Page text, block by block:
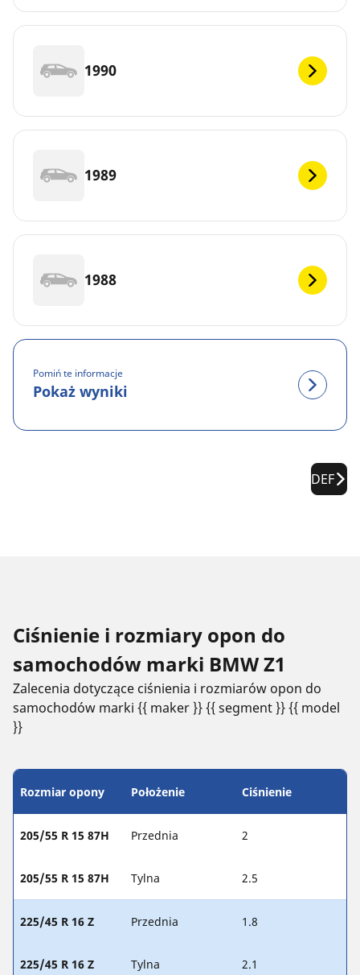
1990
1989
1988
Pomiń te informacje
Pokaż wyniki
DEF
Ciśnienie i rozmiary opon do
samochodów marki BMW Z1
Zalecenia dotyczące ciśnienia i rozmiarów opon do
samochodów marki {{ maker }} {{ segment }} {{ model
}}
Rozmiar opony Położenie Ciśnienie
205/55 R 15 87H Przednia 2
205/55 R 15 87H Tylna 2.5
225/45 R 16 Z Przednia 1.8
225/45 R 16 Z Tylna 2.1